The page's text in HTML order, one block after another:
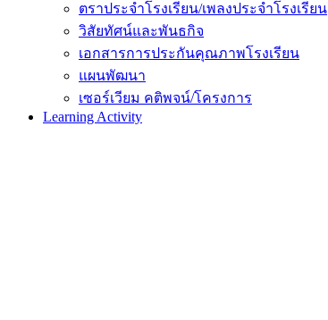
ตราประจำโรงเรียน/เพลงประจำโรงเรียน
วิสัยทัศน์และพันธกิจ
เอกสารการประกันคุณภาพโรงเรียน
แผนพัฒนา
เซอร์เวียม คติพจน์/โครงการ
Learning Activity